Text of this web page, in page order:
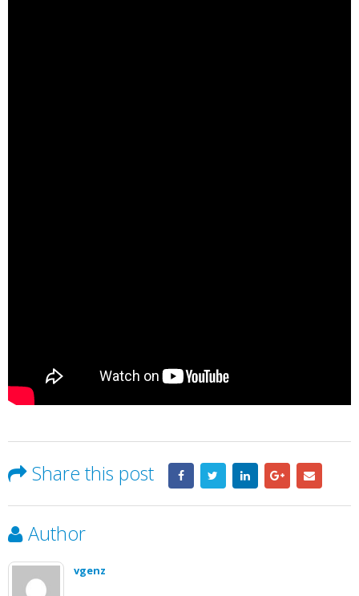
Share this post
Author
vgenz